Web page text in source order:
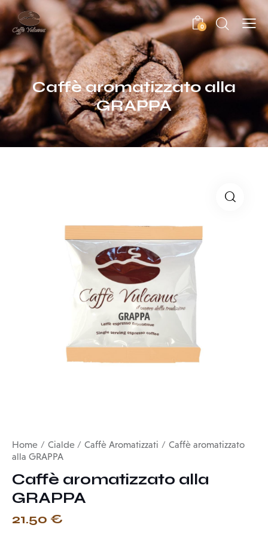
0
Caffè aromatizzato alla
GRAPPA
Home Cialde Caffè Aromatizzati
Caffè aromatizzato
alla GRAPPA
Caffè aromatizzato alla
GRAPPA
21.50 €